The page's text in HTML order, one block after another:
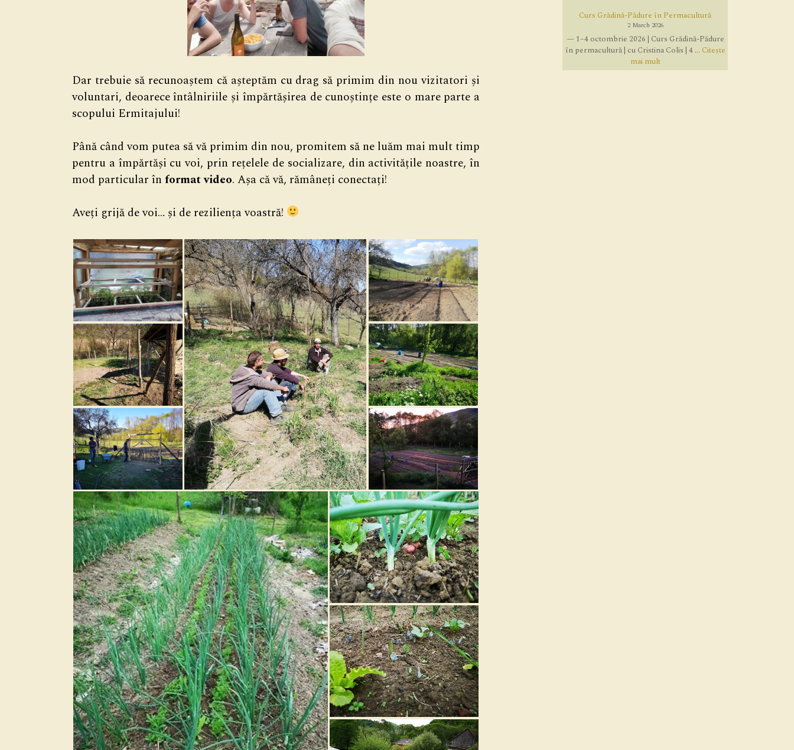
Dar trebuie să recunoaștem că așteptăm cu drag să primim din nou vizitatori și
voluntari, deoarece întâlniriile și împărtășirea de cunoștințe este o mare parte a
scopului Ermitajului!
Până când vom putea să vă primim din nou, promitem să ne luăm mai mult timp
pentru a împărtăși cu voi, prin rețelele de socializare, din activitățile noastre, în
mod particular în format video. Așa că vă, rămâneți conectați!
Aveți grijă de voi… și de reziliența voastră!
Curs Grădină-Pădure în Permacultură
2 March 2026
— 1–4 octombrie 2026 | Curs Grădină-Pădure
în permacultură | cu Cristina Colis | 4 ... Citește
mai mult